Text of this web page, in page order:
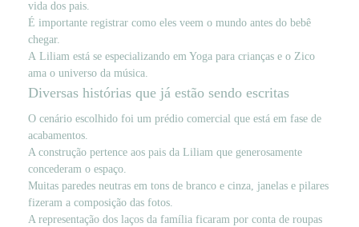
vida dos pais.
É importante registrar como eles veem o mundo antes do bebê
chegar.
A Liliam está se especializando em Yoga para crianças e o Zico
ama o universo da música.
Diversas histórias que já estão sendo escritas
O cenário escolhido foi um prédio comercial que está em fase de
acabamentos.
A construção pertence aos pais da Liliam que generosamente
concederam o espaço.
Muitas paredes neutras em tons de branco e cinza, janelas e pilares
fizeram a composição das fotos.
A representação dos laços da família ficaram por conta de roupas